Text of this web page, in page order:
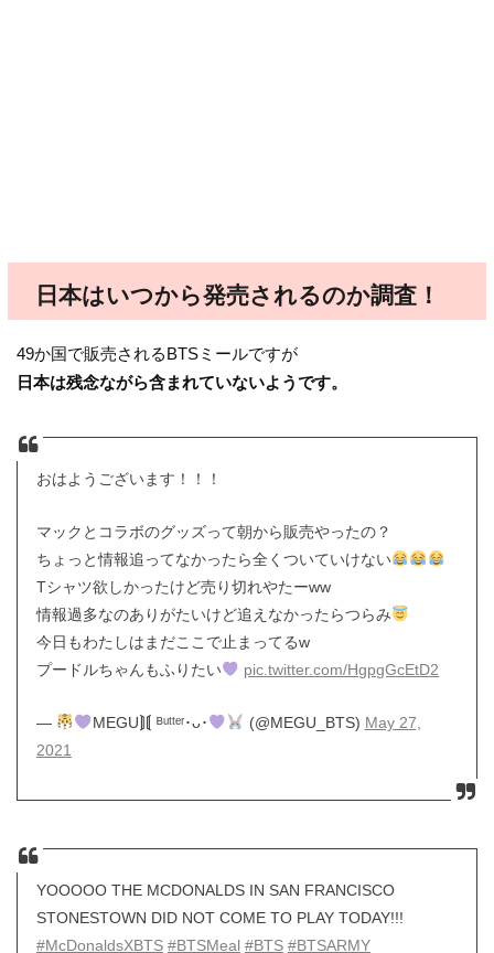
日本はいつから発売されるのか調査！
49か国で販売されるBTSミールですが
日本は残念ながら含まれていないようです。
おはようございます！！！
マックとコラボのグッズって朝から販売やったの？
ちょっと情報追ってなかったら全くついていけない
Tシャツ欲しかったけど売り切れやたーww
情報過多なのありがたいけど追えなかったらつらみ
今日もわたしはまだここで止まってるw
プードルちゃんもふりたい
pic.twitter.com/HgpgGcEtD2
— MEGU⟭⟬ ᴮᵘᵗᵗᵉʳ･ᴗ･ (@MEGU_BTS) May 27,
2021
YOOOOO THE MCDONALDS IN SAN FRANCISCO
STONESTOWN DID NOT COME TO PLAY TODAY!!!
#McDonaldsXBTS #BTSMeal #BTS #BTSARMY